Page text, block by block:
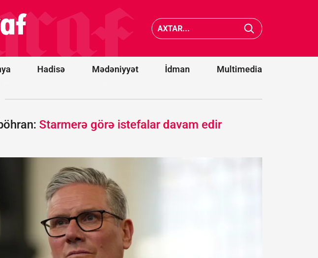
Hadisə Mədəniyyət İdman Multimedia
və iki strateji
tərəfdaşımız
yeni ittifaq
qurdu -Bakı
olunacaqmı?
Starmerə görə istefalar davam edir